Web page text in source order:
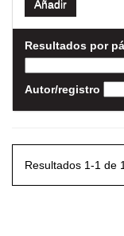
Resultados por
Autor/registro
Resultados 1-1 de 1.